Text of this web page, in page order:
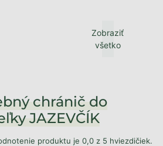
Zobraziť
všetko
chránič do
JAZEVČÍK
produktu je 0,0 z 5 hviezdičiek.